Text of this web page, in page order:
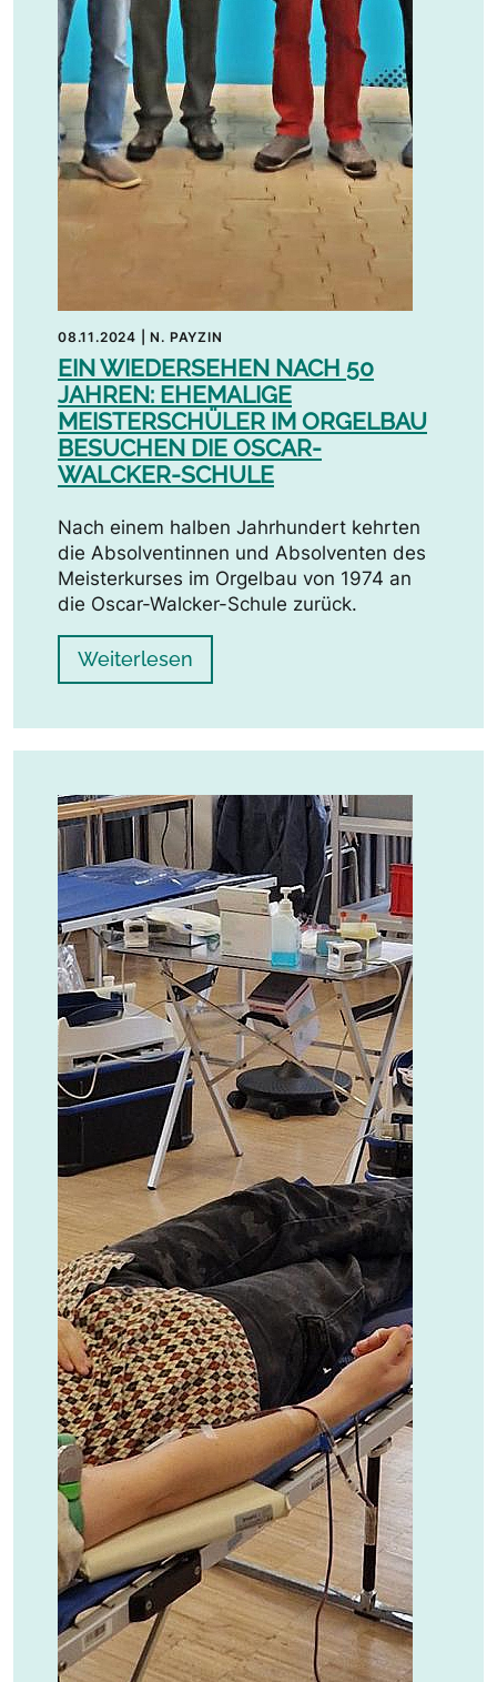
08.11.2024 |N. PAYZIN
EIN WIEDERSEHEN NACH 50
JAHREN: EHEMALIGE
MEISTERSCHÜLER IM ORGELBAU
BESUCHEN DIE OSCAR-
WALCKER-SCHULE
Nach einem halben Jahrhundert kehrten
die Absolventinnen und Absolventen des
Meisterkurses im Orgelbau von 1974 an
die Oscar-Walcker-Schule zurück.
Weiterlesen